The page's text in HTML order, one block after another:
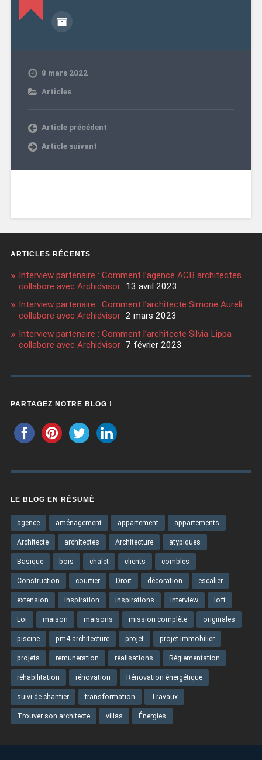
8 mars 2022
Articles
Article précédent
Article suivant
ARTICLES RÉCENTS
Interview partenaire : Comment l’agence ACB architectes
collabore avec Archidvisor 13 avril 2023
Interview partenaire : Comment l’architecte Simone Aureli
collabore avec Archidvisor 2 mars 2023
Interview partenaire : Comment l’architecte Silvia Lippa
collabore avec Archidvisor 7 février 2023
PARTAGEZ NOTRE BLOG !
LE BLOG EN RÉSUMÉ
agence aménagement appartement appartements
Architecte architectes Architecture atypiques
Basique bois chalet clients combles
Construction courtier Droit décoration escalier
extension Inspiration inspirations interview loft
Loi maison maisons mission complète originales
piscine pm4 architecture projet projet immobilier
projets remuneration réalisations Réglementation
réhabilitation rénovation Rénovation énergétique
suivi de chantier transformation Travaux
Trouver son architecte villas Énergies